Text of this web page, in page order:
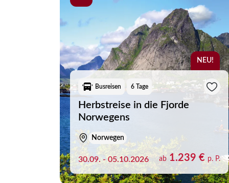
NEU!
Busreisen 6 Tage
Herbstreise in die Fjorde
Norwegens
Norwegen
30.09. - 05.10.2026 ab 1.239 € p. P.